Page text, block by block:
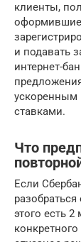
клиенты,
и подавать
интернет-
ускоренным
ставками.
Что
Если
этого есть